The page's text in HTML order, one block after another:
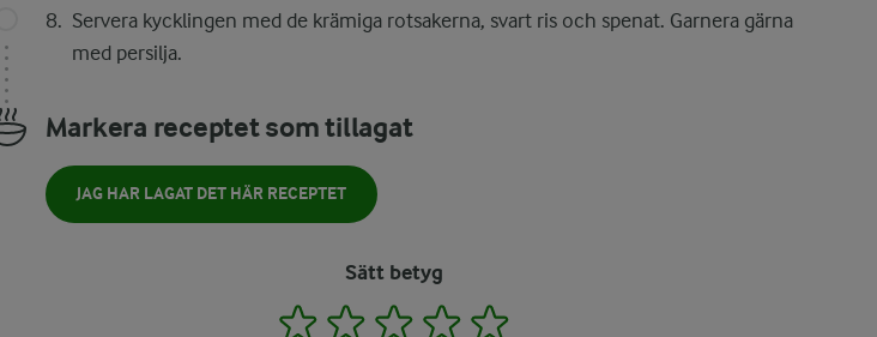
Servera kycklingen med de krämiga rotsakerna, svart ris och spenat. Garnera gärna
med persilja.
Markera receptet som tillagat
JAG HAR LAGAT DET HÄR RECEPTET
Sätt betyg
1 2 3 4